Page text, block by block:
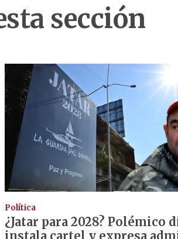
sección
Política
¿Jatar para 2028? Polémico
instala cartel y expresa